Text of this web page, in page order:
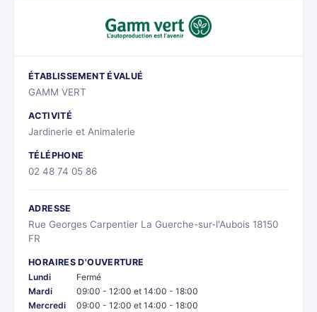
ÉTABLISSEMENT ÉVALUÉ
GAMM VERT
ACTIVITÉ
Jardinerie et Animalerie
TÉLÉPHONE
02 48 74 05 86
ADRESSE
Rue Georges Carpentier La Guerche-sur-l'Aubois 18150
FR
HORAIRES D'OUVERTURE
Lundi
Fermé
Mardi
09:00 - 12:00 et 14:00 - 18:00
Mercredi
09:00 - 12:00 et 14:00 - 18:00